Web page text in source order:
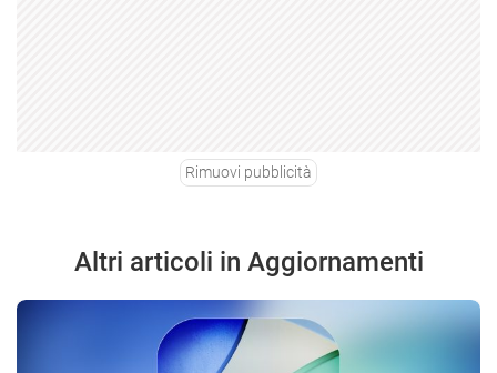
Rimuovi pubblicità
Altri articoli in Aggiornamenti